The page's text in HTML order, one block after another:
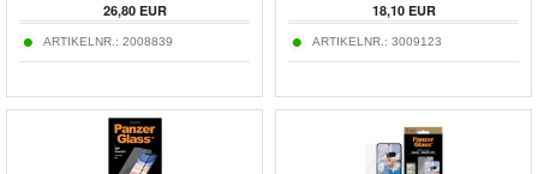
26,80EUR
ARTIKELNR.: 2008839
18,10EUR
ARTIKELNR.: 3009123